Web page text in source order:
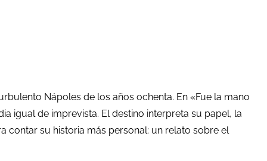
Nápoles de los años ochenta. En «Fue la mano
igual de imprevista. El destino interpreta su papel, la
contar su historia más personal: un relato sobre el